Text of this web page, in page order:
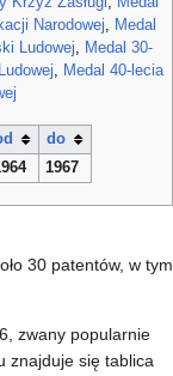
Narodowej
Medal
Ludowej
Medal 30-
Medal 40-lecia
do
1967
30 patentów, w tym
zwany popularnie
znajduje się tablica